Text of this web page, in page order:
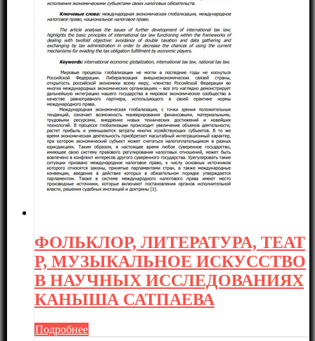
ФОЛЬКЛОР, ЛИТЕРАТУРА, ТЕАТ
Р, МУЗЫКАЛЬНОЕ ИСКУССТВО
В НАУЧНЫХ ИССЛЕДОВАНИЯХ
КАНЫША САТПАЕВА
Подробнее